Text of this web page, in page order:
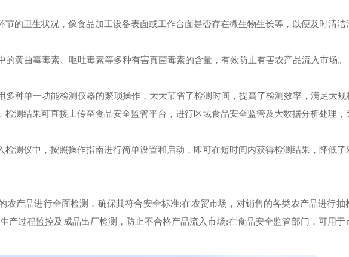
卫生状况，像食品加工设备表面或工作台面是否存在微生物生长等，以便及时清洁
曲霉毒素、呕吐毒素等多种有害真菌毒素的含量，有效防止有害农产品流入市场。
单一功能检测仪器的繁琐操作，大大节省了检测时间，提高了检测效率，满足大规
结果可直接上传至食品安全监管平台，进行区域食品安全监管及大数据分析处理，
仪中，按照操作指南进行简单设置和启动，即可在短时间内获得检测结果，降低了
产品进行全面检测，确保其符合安全标准;在农贸市场，对销售的各类农产品进行抽
产过程监控及成品出厂检测，防止不合格产品流入市场;在食品安全监管部门，可用于